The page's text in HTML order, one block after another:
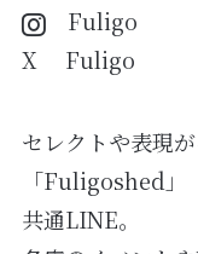
Fuligo
X Fuligo
セレクトや表現
「Fuligoshed
共通LINE。